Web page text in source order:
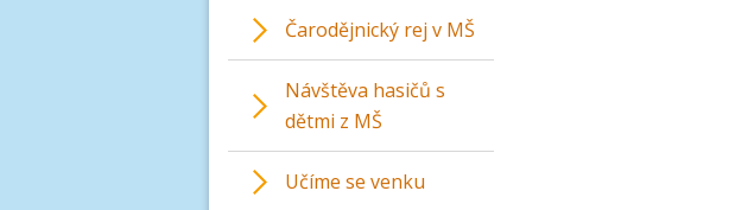
Čarodějnický rej v MŠ
Návštěva hasičů s
dětmi z MŠ
Učíme se venku